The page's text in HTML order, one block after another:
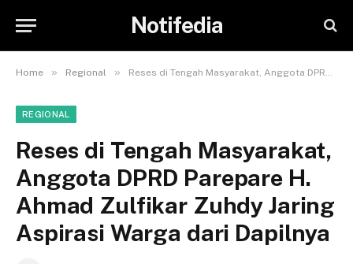
Notifedia
Home » Regional » Reses di Tengah Masyarakat, Anggota DPRD Parepare H. Ahmad Zulfikar Zuhdy Jaring Aspirasi Warga dari Dapilnya
REGIONAL
Reses di Tengah Masyarakat,
Anggota DPRD Parepare H.
Ahmad Zulfikar Zuhdy Jaring
Aspirasi Warga dari Dapilnya